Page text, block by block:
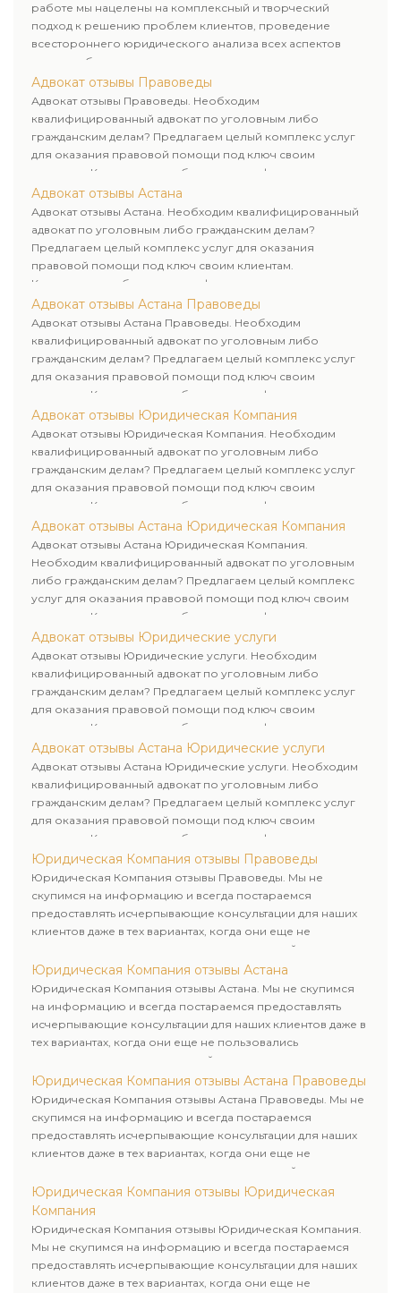
работе мы нацелены на комплексный и творческий
подход к решению проблем клиентов, проведение
всестороннего юридического анализа всех аспектов
дела и выбор рационального пути для его успешного
завершения.
Адвокат отзывы Правоведы
Адвокат отзывы Правоведы. Необходим
квалифицированный адвокат по уголовным либо
гражданским делам? Предлагаем целый комплекс услуг
для оказания правовой помощи под ключ своим
клиентам. Комплексное обслуживание физических и
юридических лиц. Индивидуальный подход к каждому
клиенту.
Адвокат отзывы Астана
Адвокат отзывы Астана. Необходим квалифицированный
адвокат по уголовным либо гражданским делам?
Предлагаем целый комплекс услуг для оказания
правовой помощи под ключ своим клиентам.
Комплексное обслуживание физических и юридических
лиц. Индивидуальный подход к каждому клиенту.
Адвокат отзывы Астана Правоведы
Адвокат отзывы Астана Правоведы. Необходим
квалифицированный адвокат по уголовным либо
гражданским делам? Предлагаем целый комплекс услуг
для оказания правовой помощи под ключ своим
клиентам. Комплексное обслуживание физических и
юридических лиц. Индивидуальный подход к каждому
клиенту.
Адвокат отзывы Юридическая Компания
Адвокат отзывы Юридическая Компания. Необходим
квалифицированный адвокат по уголовным либо
гражданским делам? Предлагаем целый комплекс услуг
для оказания правовой помощи под ключ своим
клиентам. Комплексное обслуживание физических и
юридических лиц. Индивидуальный подход к каждому
клиенту.
Адвокат отзывы Астана Юридическая Компания
Адвокат отзывы Астана Юридическая Компания.
Необходим квалифицированный адвокат по уголовным
либо гражданским делам? Предлагаем целый комплекс
услуг для оказания правовой помощи под ключ своим
клиентам. Комплексное обслуживание физических и
юридических лиц. Индивидуальный подход к каждому
клиенту.
Адвокат отзывы Юридические услуги
Адвокат отзывы Юридические услуги. Необходим
квалифицированный адвокат по уголовным либо
гражданским делам? Предлагаем целый комплекс услуг
для оказания правовой помощи под ключ своим
клиентам. Комплексное обслуживание физических и
юридических лиц. Индивидуальный подход к каждому
клиенту.
Адвокат отзывы Астана Юридические услуги
Адвокат отзывы Астана Юридические услуги. Необходим
квалифицированный адвокат по уголовным либо
гражданским делам? Предлагаем целый комплекс услуг
для оказания правовой помощи под ключ своим
клиентам. Комплексное обслуживание физических и
юридических лиц. Индивидуальный подход к каждому
клиенту.
Юридическая Компания отзывы Правоведы
Юридическая Компания отзывы Правоведы. Мы не
скупимся на информацию и всегда постараемся
предоставлять исчерпывающие консультации для наших
клиентов даже в тех вариантах, когда они еще не
пользовались юридическими услугами нашей компании.
Юридическая Компания отзывы Астана
Юридическая Компания отзывы Астана. Мы не скупимся
на информацию и всегда постараемся предоставлять
исчерпывающие консультации для наших клиентов даже в
тех вариантах, когда они еще не пользовались
юридическими услугами нашей компании.
Юридическая Компания отзывы Астана Правоведы
Юридическая Компания отзывы Астана Правоведы. Мы не
скупимся на информацию и всегда постараемся
предоставлять исчерпывающие консультации для наших
клиентов даже в тех вариантах, когда они еще не
пользовались юридическими услугами нашей компании.
Юридическая Компания отзывы Юридическая
Компания
Юридическая Компания отзывы Юридическая Компания.
Мы не скупимся на информацию и всегда постараемся
предоставлять исчерпывающие консультации для наших
клиентов даже в тех вариантах, когда они еще не